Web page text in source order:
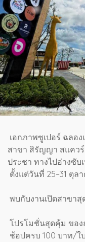
เอกภาพซูเปอร์ ฉลอง
สาขา สิรัญญา สแควร์
ประชา ทางไปอ่างซับ
ตั้งแต่วันที่ 25–31 ตุล
พบกับงานเปิดสาขา
โปรโมชั่นสุดคุ้ม ของ
ช้อปครบ 100 บาท/ใ